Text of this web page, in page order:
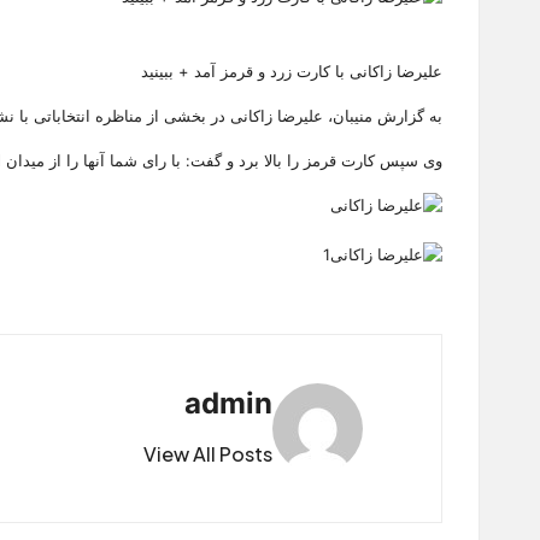
علیرضا زاکانی با کارت زرد و قرمز آمد + ببینید
به گزارش منیبان، علیرضا زاکانی در بخشی از مناظره انتخاباتی با نشان دادن دو کارت زرد و قرمز
وی سپس کارت قرمز را بالا برد و گفت‌: با رای شما آنها را از میدان
admin
View All Posts